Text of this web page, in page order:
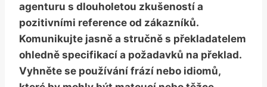
agenturu s dlouholetou zkušeností a
pozitivními reference od zákazníků.
Komunikujte jasně a stručně s překladatelem
ohledně specifikací a požadavků na překlad.
Vyhněte se používání frází nebo idiomů,